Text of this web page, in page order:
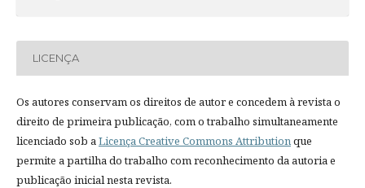
LICENÇA
Os autores conservam os direitos de autor e concedem à revista o
direito de primeira publicação, com o trabalho simultaneamente
licenciado sob aLicença Creative Commons Attributionque
permite a partilha do trabalho com reconhecimento da autoria e
publicação inicial nesta revista.